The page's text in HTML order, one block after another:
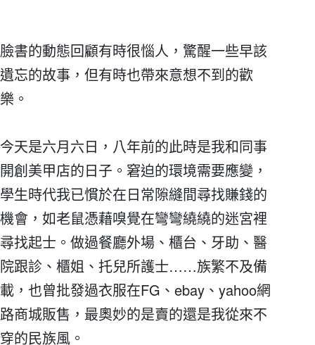
臉書的動態回顧有時很惱人，驚醒一些早該
遺忘的故事，但有時也帶來意想不到的歡
樂。
今天是六月六日，八年前的此時是我和同事
開創美甲店的日子。窘迫的環境需要應變，
學生時代我已慣於在日常隙縫間尋找賺錢的
機會，如老鼠憑藉嗅覺在彎彎繞繞的迷宮裡
尋找起士。做過餐廳外場、櫃台、牙助、醫
院跟診、櫃姐、托兒所護士……族繁不及備
載，也曾批發過衣服在FG、ebay、yahoo網
路商城販售，最奧妙的是賣的還是我從來不
穿的民族風。